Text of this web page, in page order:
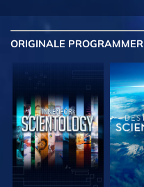
ORIGINALE PROGRAMMER